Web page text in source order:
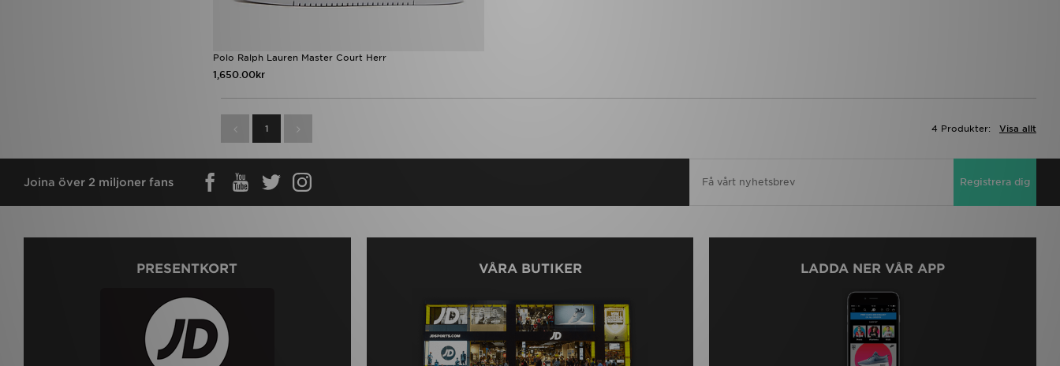
Polo Ralph Lauren Master Court Herr
1,650.00kr
1 Visa allt
4 Produkter:
Joina över 2 miljoner fans Registrera dig
PRESENTKORT VÅRA BUTIKER LADDA NER VÅR APP